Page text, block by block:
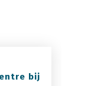
bij